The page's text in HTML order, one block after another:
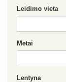
Leidimo vieta
Metai
Lentyna